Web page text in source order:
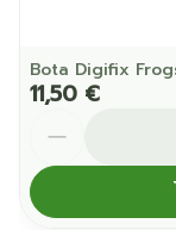
Bota Digifix
11,50 €